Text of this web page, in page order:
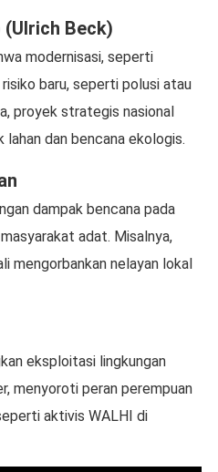
Beck)
modernisasi, seperti
baru, seperti polusi atau
proyek strategis nasional
dan bencana ekologis.
dampak bencana pada
adat. Misalnya,
mengorbankan nelayan lokal
eksploitasi lingkungan
menyoroti peran perempuan
aktivis WALHI di